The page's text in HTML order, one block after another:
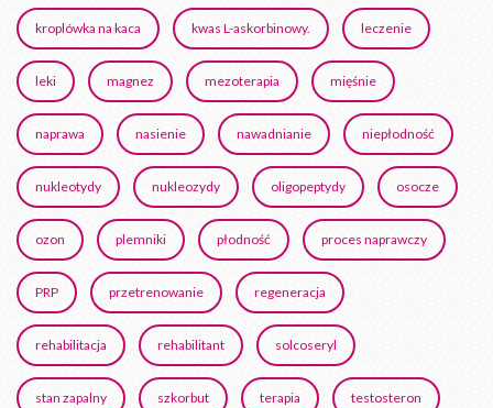
kroplówka na kaca kwas L-askorbinowy. leczenie
leki magnez mezoterapia mięśnie
naprawa nasienie nawadnianie niepłodność
nukleotydy nukleozydy oligopeptydy osocze
ozon plemniki płodność proces naprawczy
PRP przetrenowanie regeneracja
rehabilitacja rehabilitant solcoseryl
stan zapalny szkorbut terapia testosteron